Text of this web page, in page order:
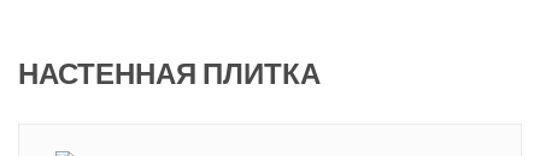
НАСТЕННАЯ ПЛИТКА